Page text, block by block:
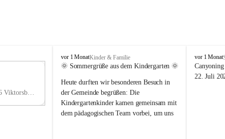
VHauptstraße 36, 6836 Viktorsberg, AUT
V
i
t
o
r
s
vor 1 MonatKinder & Familie
🌞 Sommergrüße aus dem Kindergarten 🌞
Heute durften wir besonderen Besuch in
der Gemeinde begrüßen: Die
Kindergartenkinder kamen gemeinsam mit
dem pädagogischen Team vorbei, um uns
V
i
k
vor 1 Monat
22. Juli